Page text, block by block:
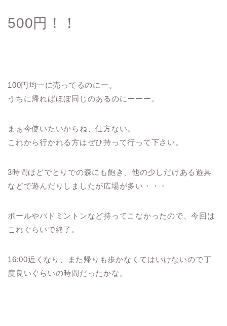
500円！！
100円均一に売ってるのにー。
うちに帰ればほぼ同じのあるのにーーー。
まぁ今使いたいからね、仕方ない。
これから行かれる方はぜひ持って行って下さい。
3時間ほどでとりでの森にも飽き、他の少しだけある遊具
などで遊んだりしましたが広場が多い・・・
ボールやバドミントンなど持ってこなかったので、今回は
これぐらいで終了。
16:00近くなり、また帰りも歩かなくてはいけないので丁
度良いぐらいの時間だったかな。